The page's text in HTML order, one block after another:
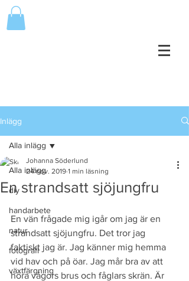
Inlägg
Alla inlägg
diy
handarbete
natur
fotografi
växtfärgning
Alla inlägg
En strandsatt sjöjungfru
Johanna Söderlund
24 nov. 2019 1 min läsning
En vän frågade mig igår om jag är en
strandsatt sjöjungfru. Det tror jag
faktiskt jag är. Jag känner mig hemma
vid hav och på öar. Jag mår bra av att
höra vågors brus och fåglars skrän. Är